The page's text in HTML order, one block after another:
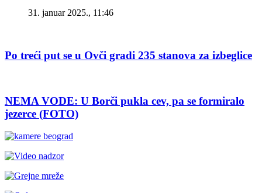
31. januar 2025., 11:46
Po treći put se u Ovči gradi 235 stanova za izbeglice
NEMA VODE: U Borči pukla cev, pa se formiralo
jezerce (FOTO)